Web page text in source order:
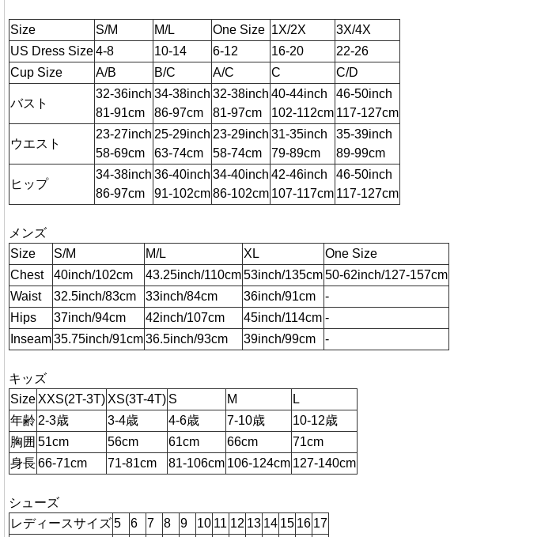
Size S/M M/L One Size 1X/2X
3X/4X
US Dress Size4-8 10-14 6-12 16-20
22-26
Cup Size
A/B B/C A/C C C/D
バスト
32-36inch
81-91cm
34-38inch
86-97cm
32-38inch
81-97cm
40-44inch
102-112cm
46-50inch
117-127cm
ウエスト
23-27inch
58-69cm
25-29inch
63-74cm
23-29inch
58-74cm
31-35inch
79-89cm
35-39inch
89-99cm
ヒップ
34-38inch
86-97cm
36-40inch
91-102cm
34-40inch
86-102cm
42-46inch
107-117cm
46-50inch
117-127cm
メンズ
Size
S/M M/L XL
One Size
Chest
40inch/102cm 43.25inch/110cm53inch/135cm50-62inch/127-157cm
Waist
32.5inch/83cm 33inch/84cm 36inch/91cm
-
Hips
37inch/94cm 42inch/107cm 45inch/114cm -
Inseam35.75inch/91cm36.5inch/93cm 39inch/99cm -
キッズ
Size XXS(2T-3T) XS(3T-4T) S M
L
年齢 2-3歳 3-4歳 4-6歳 7-10歳
10-12歳
胸囲 51cm 56cm 61cm 66cm
71cm
身長66-71cm 71-81cm 81-106cm 106-124cm 127-140cm
シューズ
レディースサイズ5 6 7 8 9 10 11 12 13 14 15 16 17